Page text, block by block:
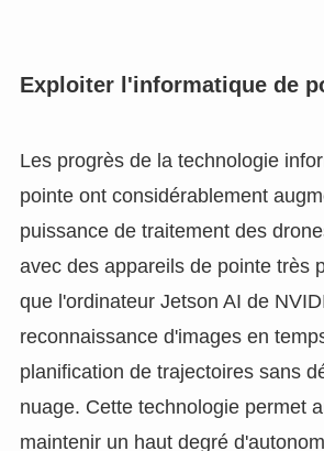
Exploiter l'informatique de
Les progrès de la technologie
pointe ont considérablement
puissance de traitement des
avec des appareils de pointe très
que l'ordinateur Jetson AI de
reconnaissance d'images en
planification de trajectoires sans
nuage. Cette technologie permet
maintenir un haut degré